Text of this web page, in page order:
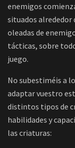
enemigos
situados alrededor
oleadas de
tácticas, sobre
juego.
No subestiméis a
adaptar vuestro
distintos tipos de
habilidades y
las criaturas: